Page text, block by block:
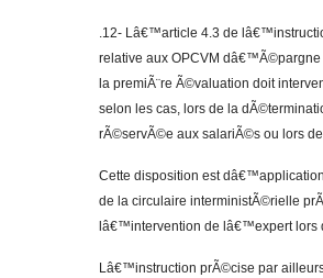
.12- Lâ€™article 4.3 de
relative aux OPCVM
la premiÃ¨re Ã©valuation doit
selon les cas, lors de la
rÃ©servÃ©e aux salariÃ©s ou lors
Cette disposition est
de la circulaire interministÃ©rielle
lâ€™intervention de lâ€™expert lors
Lâ€™instruction prÃ©cise par